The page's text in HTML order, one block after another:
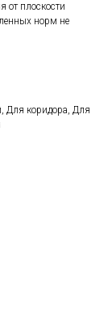
от плоскости
норм не
Для коридора, Для